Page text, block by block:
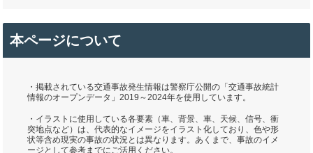
本ページについて
・掲載されている交通事故発生情報は警察庁公開の「交通事故統計
情報のオープンデータ」2019～2024年を使用しています。
・イラストに使用している各要素（車、背景、車、天候、信号、衝
突地点など）は、代表的なイメージをイラスト化しており、色や形
状等含め現実の事故の状況とは異なります。あくまで、事故のイメ
ージとして参考までにご活用ください。